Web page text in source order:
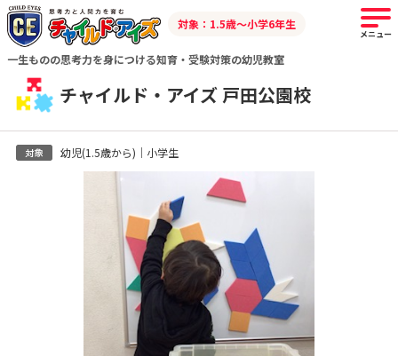
一生ものの思考力を身につける知育・受験対策の幼児教室
対象：1.5歳～小学6年生
メニュー
チャイルド・アイズ 戸田公園校
幼児(1.5歳から)｜小学生